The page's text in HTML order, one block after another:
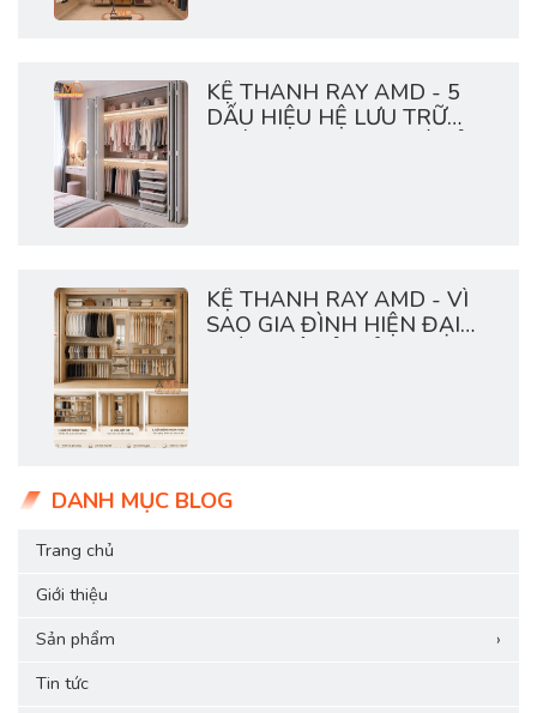
KỆ THANH RAY AMD - 5
DẤU HIỆU HỆ LƯU TRỮ
KỆ THANH RAY AMD - VÌ
SAO GIA ĐÌNH HIỆN ĐẠI
DANH MỤC BLOG
Trang chủ
Giới thiệu
Sản phẩm
›
Tin tức